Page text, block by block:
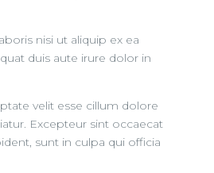
nisi ut aliquip ex ea
duis aute irure dolor in
velit esse cillum dolore
Excepteur sint occaecat
sunt in culpa qui officia